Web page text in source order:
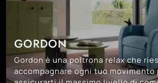
GORDON
Gordon è una poltrona relax che
accompagnare ogni tuo movimento